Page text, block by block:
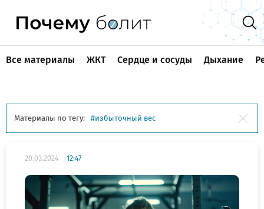
Все материалы ЖКТ Сердце и сосуды Дыхание
Материалы по тегу: избыточный вес
20.03.2024 12:47